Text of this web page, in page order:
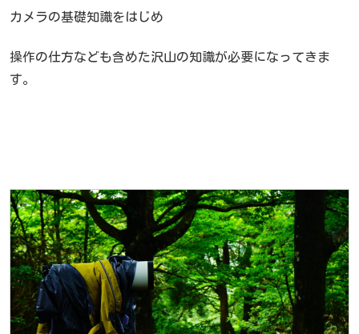
カメラの基礎知識をはじめ
操作の仕方なども含めた沢山の知識が必要になってきま
す。